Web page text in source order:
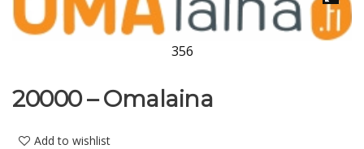
356
20000 – Omalaina
Add to wishlist